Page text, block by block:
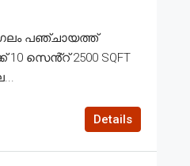
പഞ്ചായത്ത്
സെൻ്റ് 2500 SQFT
Details